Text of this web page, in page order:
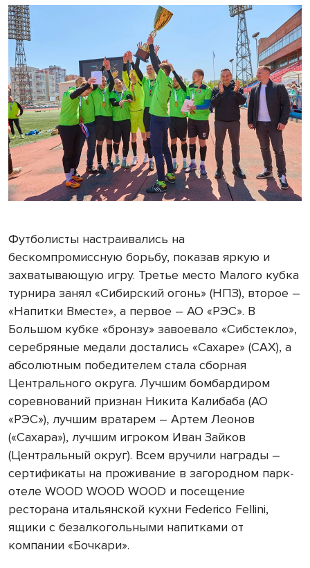
Футболисты настраивались на
бескомпромиссную борьбу, показав яркую и
захватывающую игру. Третье место Малого кубка
турнира занял «Сибирский огонь» (НПЗ), второе –
«Напитки Вместе», а первое ­– АО «РЭС». В
Большом кубке «бронзу» завоевало «Сибстекло»,
серебряные медали достались «Сахаре» (САХ), а
абсолютным победителем стала сборная
Центрального округа. Лучшим бомбардиром
соревнований признан Никита Калибаба (АО
«РЭС»), лучшим вратарем – Артем Леонов
(«Сахара»), лучшим игроком Иван Зайков
(Центральный округ). Всем вручили награды –
сертификаты на проживание в загородном парк-
отеле WOOD WOOD WOOD и посещение
ресторана итальянской кухни Federico Fellini,
ящики с безалкогольными напитками от
компании «Бочкари».